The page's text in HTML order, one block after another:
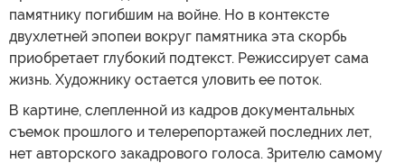
памятнику погибшим на войне. Но в контексте
двухлетней эпопеи вокруг памятника эта скорбь
приобретает глубокий подтекст. Режиссирует сама
жизнь. Художнику остается уловить ее поток.
В картине, слепленной из кадров документальных
съемок прошлого и телерепортажей последних лет,
нет авторского закадрового голоса. Зрителю самому